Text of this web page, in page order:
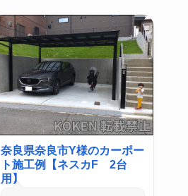
奈良県奈良市Y様のカーポー
ト施工例【ネスカF 2台
用】